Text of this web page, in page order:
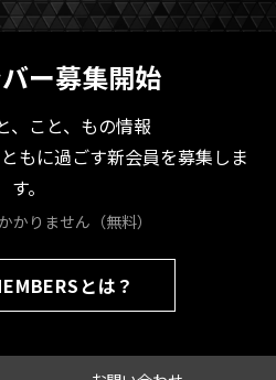
ー募集開始
、こと、もの情報
ともに過ごす新会員を募集しま
す。
かりません（無料）
とは？